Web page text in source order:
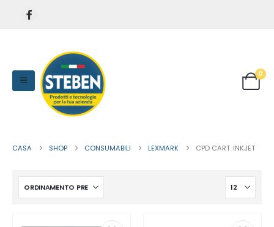
0
CASA SHOP CONSUMABILI LEXMARK CPD CART. INKJET